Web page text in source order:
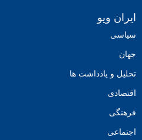
ایران ویو
سیاسی
جهان
تحلیل و یادداشت ها
اقتصادی
فرهنگی
اجتماعی